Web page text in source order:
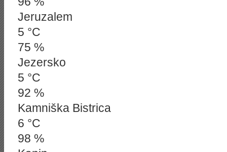
Jeruzalem
5 °C
75 %
Jezersko
5 °C
92 %
Kamniška Bistrica
6 °C
98 %